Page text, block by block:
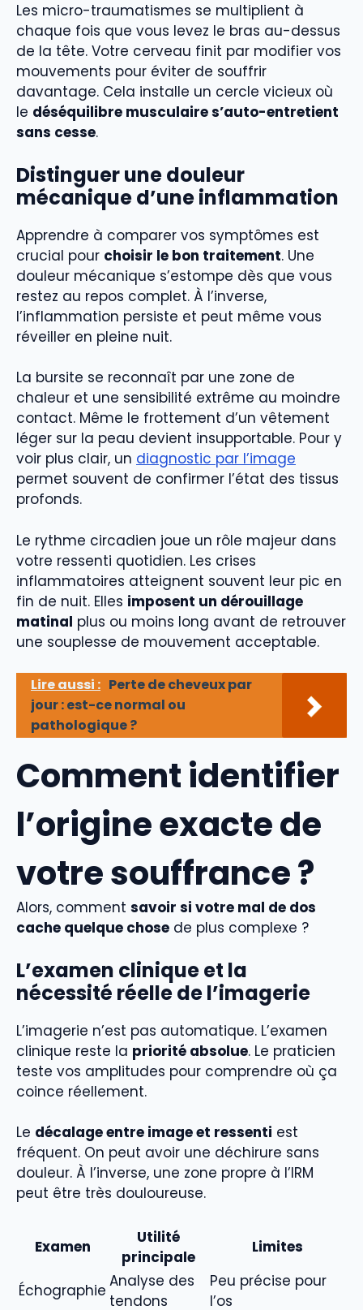
Les micro-traumatismes se multiplient à
chaque fois que vous levez le bras au-dessus
de la tête. Votre cerveau finit par modifier vos
mouvements pour éviter de souffrir
davantage. Cela installe un cercle vicieux où
le déséquilibre musculaire s’auto-entretient
sans cesse.
Distinguer une douleur
mécanique d’une inflammation
Apprendre à comparer vos symptômes est
crucial pour choisir le bon traitement. Une
douleur mécanique s’estompe dès que vous
restez au repos complet. À l’inverse,
l’inflammation persiste et peut même vous
réveiller en pleine nuit.
La bursite se reconnaît par une zone de
chaleur et une sensibilité extrême au moindre
contact. Même le frottement d’un vêtement
léger sur la peau devient insupportable. Pour y
voir plus clair, un diagnostic par l’image
permet souvent de confirmer l’état des tissus
profonds.
Le rythme circadien joue un rôle majeur dans
votre ressenti quotidien. Les crises
inflammatoires atteignent souvent leur pic en
fin de nuit. Elles imposent un dérouillage
matinal plus ou moins long avant de retrouver
une souplesse de mouvement acceptable.
Lire aussi : Perte de cheveux par
jour : est-ce normal ou
pathologique ?
Comment identifier
l’origine exacte de
votre souffrance ?
Alors, comment savoir si votre mal de dos
cache quelque chose de plus complexe ?
L’examen clinique et la
nécessité réelle de l’imagerie
L’imagerie n’est pas automatique. L’examen
clinique reste la priorité absolue. Le praticien
teste vos amplitudes pour comprendre où ça
coince réellement.
Le décalage entre image et ressenti est
fréquent. On peut avoir une déchirure sans
douleur. À l’inverse, une zone propre à l’IRM
peut être très douloureuse.
Examen
Utilité
principale
Limites
Échographie Analyse des
tendons
Peu précise pour
l’os